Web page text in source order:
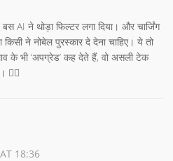
AI ने थोड़ा फिल्टर लगा दिया। और चार्जिंग
ने नोबेल पुरस्कार दे देना चाहिए। ये तो
के भी ‘अपग्रेड’ कह देते हैं, वो असली टेक
🤦‍♂️
18:36